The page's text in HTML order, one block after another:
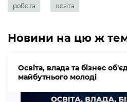
робота освіта
Новини на цю ж
Освіта, влада та бізнес
майбутнього молоді